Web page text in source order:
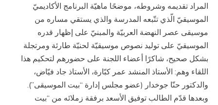
المراد تقديمه وشروطه، موضحًا ماهيّة البرنامج الأكاديميّ
الموسيقيّ الّذي تتّبعه المدرسة والذي يستقي مساره من
موسيقى عصر النهضة العربيّة والمبنيّ على إظهار قدره
الموسيقيّ على توليد نصوص موسيقيّة لحنيّة طارئة ومرتجلة
بشكل صحيح، شاكرًا أعضاء اللجنة على حضورهم لتحكيم هذا
اللقاء وهم: الأستاذ المنشد عمر كبّارة، الأستاذ جاد فيّاض،
والدكتور حنّا جوخدار (عضو مجلس إدارة “بيت الموسيقى”).
وبعدها قدّم الطالب توفيق الأسعد برفقة زملائه من “بيت